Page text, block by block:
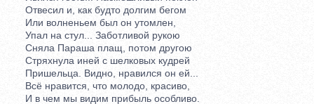
Отвесил и, как будто долгим бегом
Или волненьем был он утомлен,
Упал на стул... Заботливой рукою
Сняла Параша плащ, потом другою
Стряхнула иней с шелковых кудрей
Пришельца. Видно, нравился он ей...
Всё нравится, что молодо, красиво,
И в чем мы видим прибыль особливо.